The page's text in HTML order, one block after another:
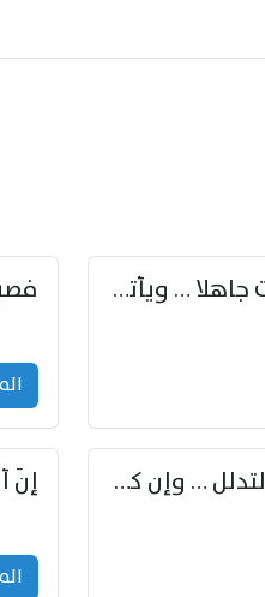
ستبدي لك الأيام ما كنت جاهلا … ويأتيك بالأخبار من لم تزوّد
أفاطم مهلا بعض هذا التدلل … وإن كنت قد أزمعت صرمي فأجملي